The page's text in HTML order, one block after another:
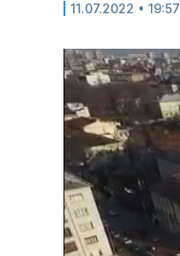
11.07.2022 • 19:57